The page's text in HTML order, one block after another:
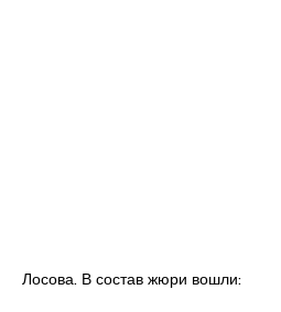
Лосова. В состав жюри вошли: